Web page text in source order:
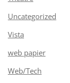
Uncategorized
Vista
web papier
Web/Tech